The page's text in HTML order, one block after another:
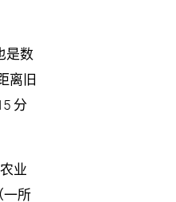
是数
离旧
分
业
一所